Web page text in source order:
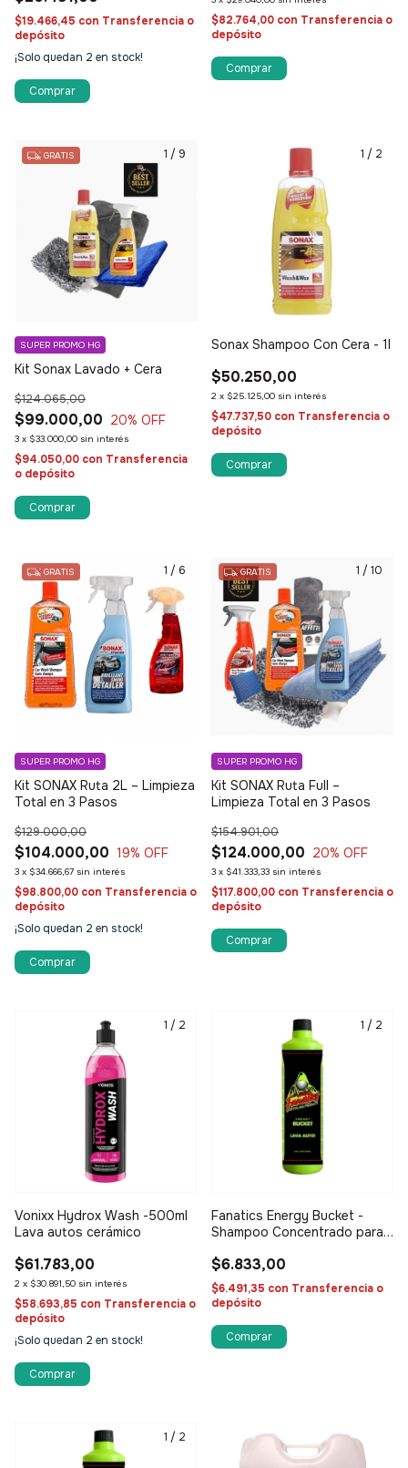
$19.466,45 con Transferencia o
depósito
¡Solo quedan 2 en stock!
$82.764,00 con Transferencia o
depósito
1 / 9
GRATIS
Kit Sonax Lavado + Cera
$99.000,00
$124.065,00
20% OFF
3 x $33.000,00 sin interés
SUPER PROMO HG
$94.050,00 con Transferencia
o depósito
1 / 2
Sonax Shampoo Con Cera - 1l
$50.250,00
2 x $25.125,00 sin interés
$47.737,50 con Transferencia o
depósito
1 / 6
GRATIS
Kit SONAX Ruta 2L – Limpieza
Total en 3 Pasos
$104.000,00
$129.000,00
19% OFF
3 x $34.666,67 sin interés
SUPER PROMO HG
$98.800,00 con Transferencia o
depósito
¡Solo quedan 2 en stock!
1 / 10
GRATIS
Kit SONAX Ruta Full –
Limpieza Total en 3 Pasos
$124.000,00
$154.901,00
20% OFF
3 x $41.333,33 sin interés
SUPER PROMO HG
$117.800,00 con Transferencia o
depósito
1 / 2
Vonixx Hydrox Wash -500ml
Lava autos cerámico
$61.783,00
2 x $30.891,50 sin interés
$58.693,85 con Transferencia o
depósito
¡Solo quedan 2 en stock!
1 / 2
Fanatics Energy Bucket -
Shampoo Concentrado para
$6.833,00
$6.491,35 con Transferencia o
depósito
1 / 2